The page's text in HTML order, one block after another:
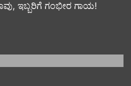
ಇಬ್ಬರಿಗೆ ಗಂಭೀರ ಗಾಯ!